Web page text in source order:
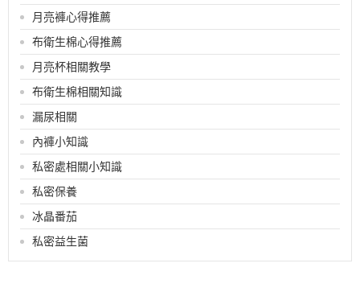
月亮褲心得推薦
布衛生棉心得推薦
月亮杯相關教學
布衛生棉相關知識
漏尿相關
內褲小知識
私密處相關小知識
私密保養
冰晶番茄
私密益生菌